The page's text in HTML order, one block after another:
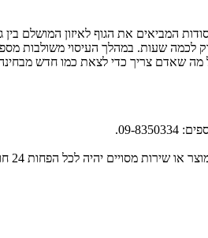
המביאים את הגוף לאיזון המושלם
לכמה שעות. במהלך העיסוי משולבות
מה שאדם צריך כדי לצאת כמו חדש